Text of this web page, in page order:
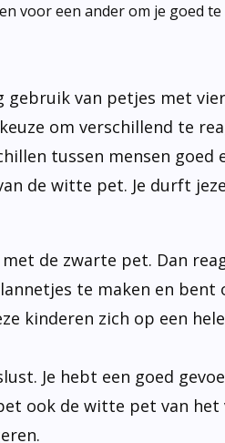
voor een ander om je goed te
van petjes met
om verschillend te
tussen mensen goed
de witte pet. Je durft
de zwarte pet. Dan
te maken en bent
kinderen zich op een
Je hebt een goed
ook de witte pet van het